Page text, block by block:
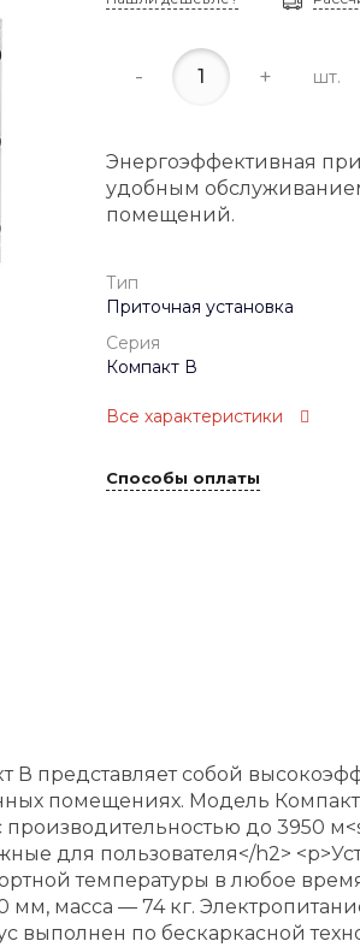
- + шт.
Энергоэффективная
удобным
помещений.
Тип
Приточная установка
Серия
Компакт В
Все характеристики
Способы оплаты
В представляет собой
помещениях. Модель Компакт
до 3950
для пользователя</h2>
температуры в любое
масса — 74 кг.
выполнен по бескаркасной